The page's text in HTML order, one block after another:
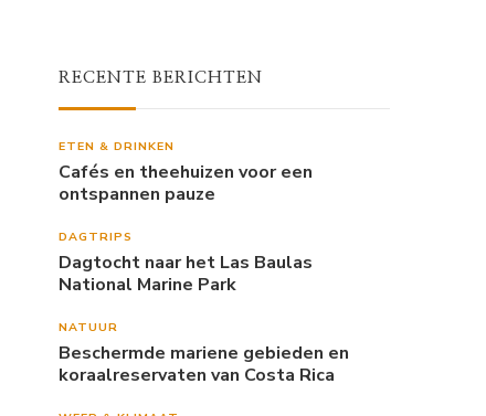
RECENTE BERICHTEN
ETEN & DRINKEN
Cafés en theehuizen voor een
ontspannen pauze
DAGTRIPS
Dagtocht naar het Las Baulas
National Marine Park
NATUUR
Beschermde mariene gebieden en
koraalreservaten van Costa Rica